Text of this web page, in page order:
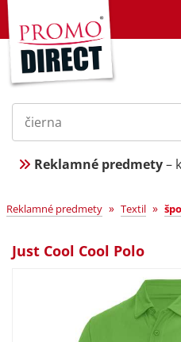
Reklamné predmety–
Reklamné predmety » Textil »
Just Cool Cool Polo